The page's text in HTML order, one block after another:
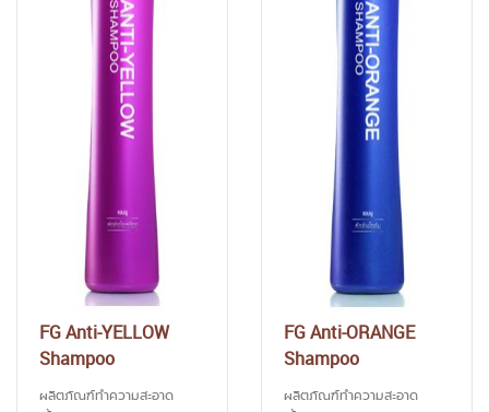
FG Anti-YELLOW
Shampoo
ผลิตภัณฑ์ทำความสะอาด
FG Anti-ORANGE
Shampoo
ผลิตภัณฑ์ทำความสะอาด